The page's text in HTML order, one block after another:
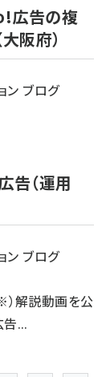
広告の複
阪府）
ン ブログ
告（運用
ン ブログ
）解説動画を公
告...